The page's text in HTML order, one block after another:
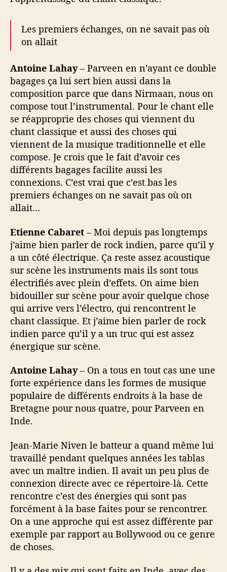
Les premiers échanges, on ne savait pas où
on allait
Antoine Lahay– Parveen en n’ayant ce double
bagages ça lui sert bien aussi dans la
composition parce que dans Nirmaan, nous on
compose tout l’instrumental. Pour le chant elle
se réapproprie des choses qui viennent du
chant classique et aussi des choses qui
viennent de la musique traditionnelle et elle
compose. Je crois que le fait d’avoir ces
différents bagages facilite aussi les
connexions. C’est vrai que c’est bas les
premiers échanges on ne savait pas où on
allait…
Etienne Cabaret – Moi depuis pas longtemps
j’aime bien parler de rock indien, parce qu’il y
a un côté électrique. Ça reste assez acoustique
sur scène les instruments mais ils sont tous
électrifiés avec plein d’effets. On aime bien
bidouiller sur scène pour avoir quelque chose
qui arrive vers l’électro, qui rencontrent le
chant classique. Et j’aime bien parler de rock
indien parce qu’il y a un truc qui est assez
énergique sur scène.
Antoine Lahay– On a tous en tout cas une une
forte expérience dans les formes de musique
populaire de différents endroits à la base de
Bretagne pour nous quatre, pour Parveen en
Inde.
Jean-Marie Niven le batteur a quand même lui
travaillé pendant quelques années les tablas
avec un maître indien. Il avait un peu plus de
connexion directe avec ce répertoire-là. Cette
rencontre c’est des énergies qui sont pas
forcément à la base faites pour se rencontrer.
On a une approche qui est assez différente par
exemple par rapport au Bollywood ou ce genre
de choses.